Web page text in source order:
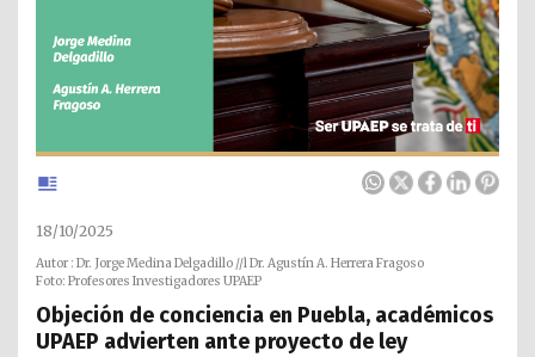
18/10/2025
Autor : Dr. Jorge Medina Delgadillo //l Dr. Agustín A. Herrera Fragoso
Foto: Profesores Investigadores UPAEP
Objeción de conciencia en Puebla, académicos
UPAEP advierten ante proyecto de ley